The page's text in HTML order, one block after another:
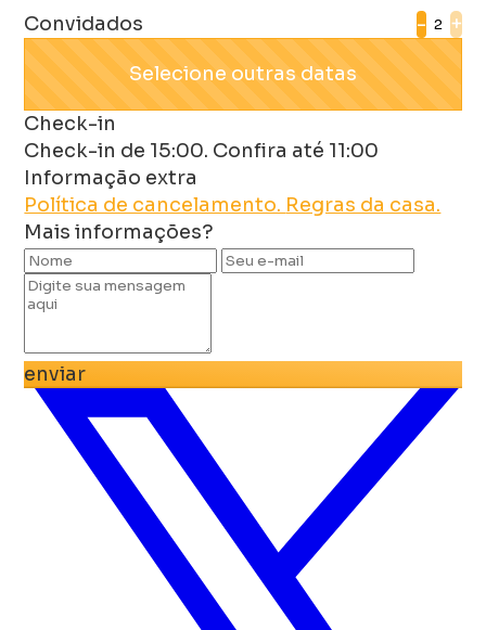
Convidados - +
Selecione outras datas
Check-in
Check-in de 15:00. Confira até 11:00
Informação extra
Política de cancelamento. Regras da casa.
Mais informações?
enviar